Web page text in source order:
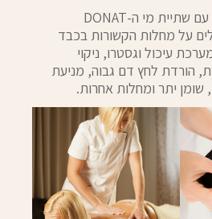
כל הטיפולים משולבים עם שתיית מי ה-DONAT
על מחלות הקשורות בכבד
עיכול וגסטרו, ניקוי
הורדת לחץ דם גבוה, מניעת
יתר ומחלות אחרות.